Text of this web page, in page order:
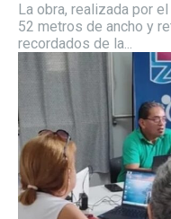
La obra, realizada por
52 metros de ancho y
recordados de la...